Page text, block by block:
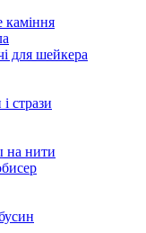
каміння
для шейкера
стрази
на нити